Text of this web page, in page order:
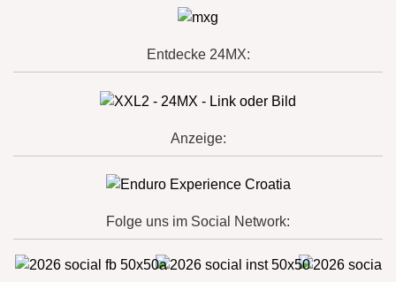
Entdecke 24MX:
Anzeige:
Folge uns im Social Network: